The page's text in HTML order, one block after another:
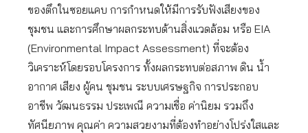
ของตึกในซอยแคบ การกำหนดให้มีการรับฟังเสียงของ
ชุมชน และการศึกษาผลกระทบด้านสิ่งแวดล้อม หรือ EIA
(Environmental Impact Assessment) ที่จะต้อง
วิเคราะห์โดยรอบโครงการ ทั้งผลกระทบต่อสภาพ ดิน น้ำ
อากาศ เสียง ผู้คน ชุมชน ระบบเศรษฐกิจ การประกอบ
อาชีพ วัฒนธรรม ประเพณี ความเชื่อ ค่านิยม รวมถึง
ทัศนียภาพ คุณค่า ความสวยงามที่ต้องทำอย่างโปร่งใสและ